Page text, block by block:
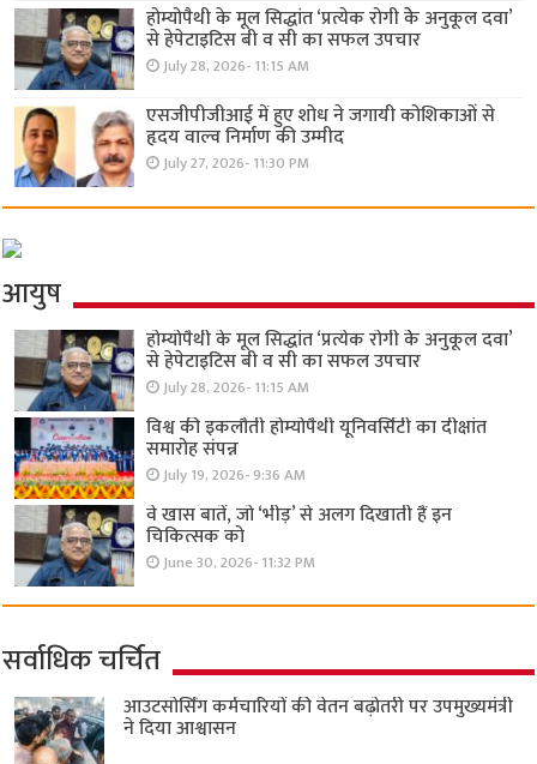
होम्योपैथी के मूल सिद्धांत ‘प्रत्येक रोगी केे अनुकूल दवा’
से हेपेटाइटिस बी व सी का सफल उपचार
July 28, 2026- 11:15 AM
एसजीपीजीआई में हुए शोध ने जगायी कोशिकाओं से
हृदय वाल्व निर्माण की उम्मीद
July 27, 2026- 11:30 PM
आयुष
होम्योपैथी के मूल सिद्धांत ‘प्रत्येक रोगी केे अनुकूल दवा’
से हेपेटाइटिस बी व सी का सफल उपचार
July 28, 2026- 11:15 AM
विश्व की इकलौती होम्योपैथी यूनिवर्सिटी का दीक्षांत
समारोह संपन्न
July 19, 2026- 9:36 AM
वे खास बातें, जो ‘भीड़’ से अलग दिखाती हैं इन
चिकित्सक को
June 30, 2026- 11:32 PM
सर्वाधिक चर्चित
आउटसोर्सिंग कर्मचारियों की वेतन बढ़ोतरी पर उपमुख्यमंत्री
ने दिया आश्वासन